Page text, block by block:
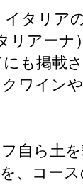
タリア
リアーナ
も掲載
ワイン
自ら土
、コー